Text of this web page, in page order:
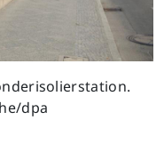
dpa